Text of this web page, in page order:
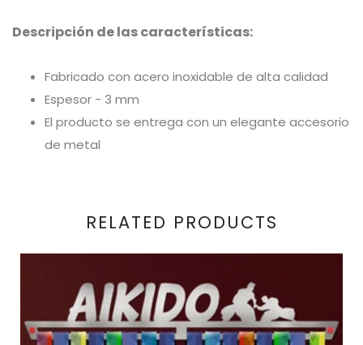
Descripción de las características:
Fabricado con acero inoxidable de alta calidad
Espesor - 3 mm
El producto se entrega con un elegante accesorio
de metal
RELATED PRODUCTS